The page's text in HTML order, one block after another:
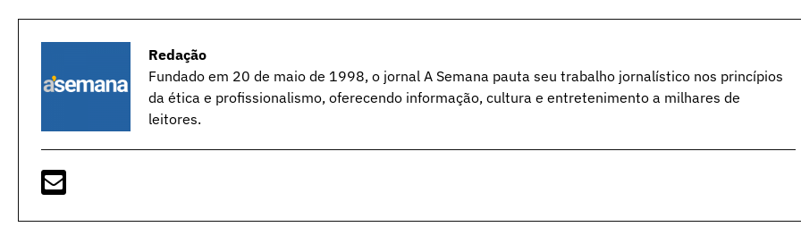
Redação
Fundado em 20 de maio de 1998, o jornal A Semana pauta seu trabalho jornalístico nos princípios
da ética e profissionalismo, oferecendo informação, cultura e entretenimento a milhares de
leitores.